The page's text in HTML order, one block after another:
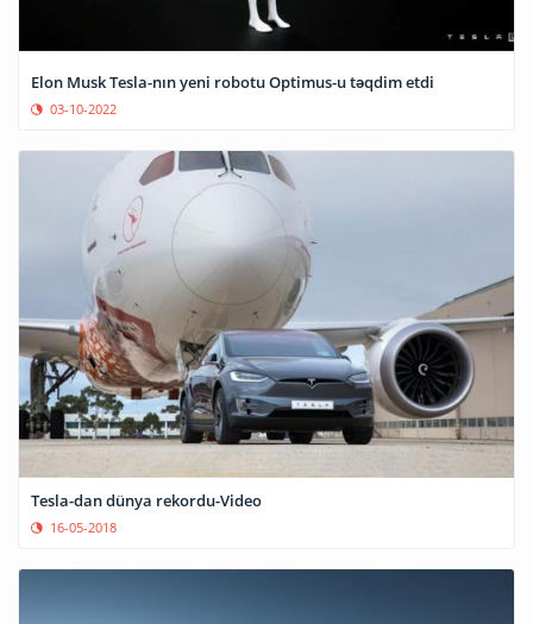
Elon Musk Tesla-nın yeni robotu Optimus-u təqdim etdi
03-10-2022
Tesla-dan dünya rekordu-Video
16-05-2018